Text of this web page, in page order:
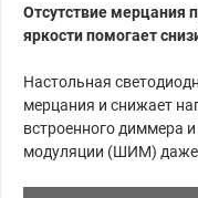
Отсутствие мерцания
яркости помогает
Настольная
мерцания и снижает
встроенного диммера
модуляции (ШИМ) даже